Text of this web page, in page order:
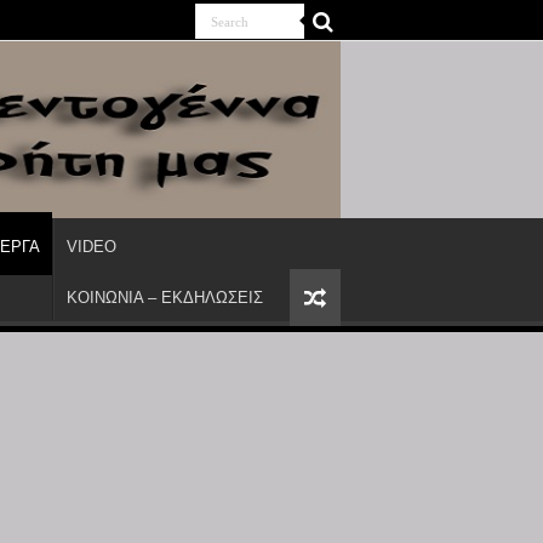
VIDEO
ΚΟΙΝΩΝΙΑ – ΕΚΔΗΛΩΣΕΙΣ